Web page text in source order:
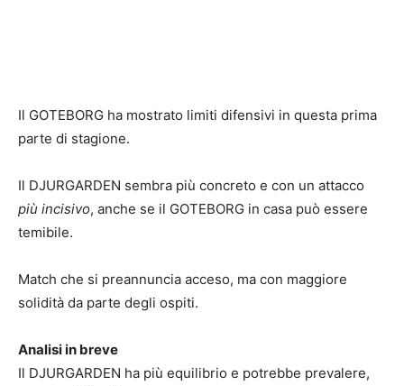
Il GOTEBORG ha mostrato limiti difensivi in questa prima
parte di stagione.
Il DJURGARDEN sembra più concreto e con un attacco
più incisivo, anche se il GOTEBORG in casa può essere
temibile.
Match che si preannuncia acceso, ma con maggiore
solidità da parte degli ospiti.
Analisi in breve
Il DJURGARDEN ha più equilibrio e potrebbe prevalere,